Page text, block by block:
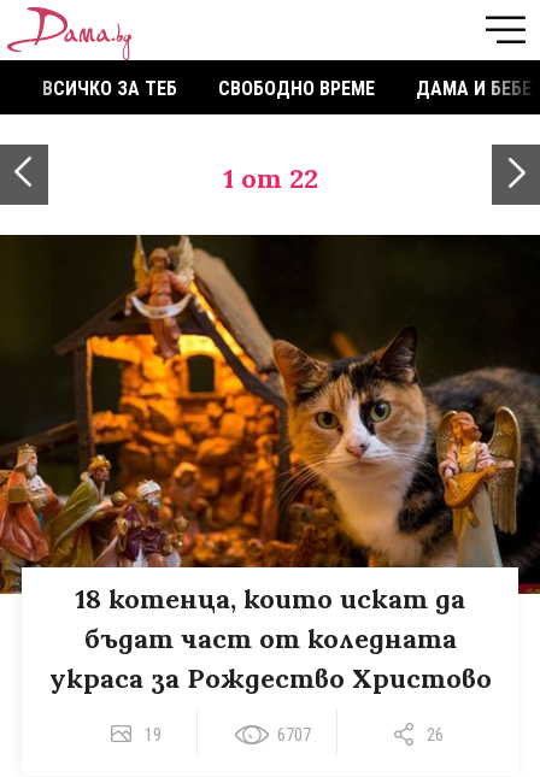
ВСИЧКО ЗА ТЕБ СВОБОДНО ВРЕМЕ ДАМА И БЕБЕ
1 от 22
18 котенца, които искат да
бъдат част от коледната
украса за Рождество Христово
19 6707 26